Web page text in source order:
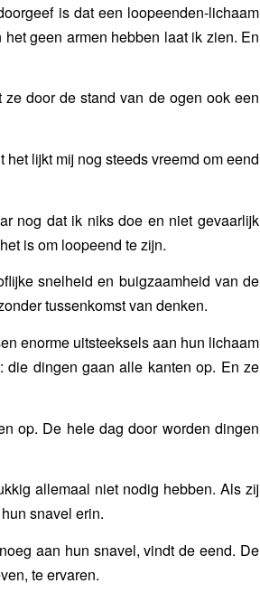
is dat een loopeenden-lichaam
geen armen hebben laat ik zien. En
door de stand van de ogen ook een
lijkt mij nog steeds vreemd om eend
nog dat ik niks doe en niet gevaarlijk
is om loopeend te zijn.
snelheid en buigzaamheid van de
tussenkomst van denken.
enorme uitsteeksels aan hun lichaam
dingen gaan alle kanten op. En ze
op. De hele dag door worden dingen
allemaal niet nodig hebben. Als zij
snavel erin.
aan hun snavel, vindt de eend. De
te ervaren.